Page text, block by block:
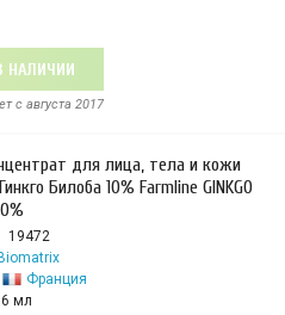
НАЛИЧИИ
c августа 2017
для лица, тела и кожи
Билоба 10% Farmline GINKGO
19472
Biomatrix
Франция
6 мл